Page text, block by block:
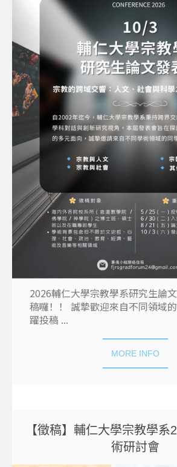
2026輔仁大學宗教學系研究生論
稿囉！！ 誠摯歡迎來自不同領域
躍投稿 ...
MORE INFO
【徵稿】輔仁大學宗教學系
術研討會